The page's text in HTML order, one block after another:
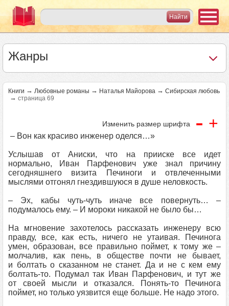
Жанры
Книги → Любовные романы → Наталья Майорова → Сибирская любовь
→ страница 69
Изменить размер шрифта - +
– Вон как красиво инженер оделся…»
Услышав от Аниски, что на прииске все идет
нормально, Иван Парфенович уже знал причину
сегодняшнего визита Печиноги и отвлеченными
мыслями отгонял гнездившуюся в душе неловкость.
– Эх, кабы чуть-чуть иначе все повернуть… –
подумалось ему. – И мороки никакой не было бы…
На мгновение захотелось рассказать инженеру всю
правду, все, как есть, ничего не утаивая. Печинога
умен, образован, все правильно поймет, к тому же –
молчалив, как пень, в обществе почти не бывает,
и болтать о сказанном не станет. Да и не с кем ему
болтать-то. Подумал так Иван Парфенович, и тут же
от своей мысли и отказался. Понять-то Печинога
поймет, но только уязвится еще больше. Не надо этого.